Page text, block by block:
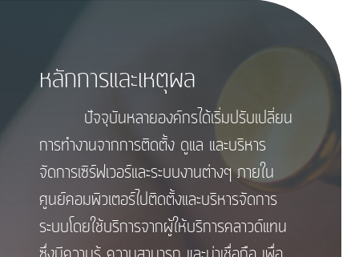
หลักการและเหตุผล
ปัจจุบันหลายองค์กรได้เริ่มปรับเปลี่ยน
การทำงานจากการติดตั้ง ดูแล และบริหาร
จัดการเซิร์ฟเวอร์และระบบงานต่างๆ ภายใน
ศูนย์คอมพิวเตอร์ไปติดตั้งและบริหารจัดการ
ระบบโดยใช้บริการจากผู้ให้บริการคลาวด์แทน